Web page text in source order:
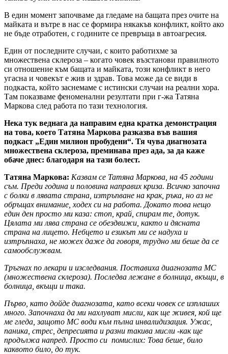
В един момент започваме да гледаме на бащата през очите на
майката и вътре в нас се формира някакъв конфликт, който ако
не бъде отработен, с годините се превръща в автоагресия.
Един от последните случаи, с които работихме за
множествена склероза – когато човек възстанови правилното
си отношение към бащата и майката, този конфликт в него
угасна и човекът е жив и здрав. Това може да се види в
подкаста, който заснемаме с истински случаи на реални хора.
Там показваме феноменални резултати при г-жа Татяна
Маркова след работа по тази технология.
Нека тук веднага да направим една кратка демонстрация
на това, което Татяна Маркова разказва във вашия
подкаст „Един милион пробудени“. Тя чува диагнозата
множествена склероза, преминава през ада, за да каже
обаче днес: благодаря на тази болест.
Татяна Маркова: Казвам се Татяна Маркова, на 45 години
съм. Преди година и половина направих криза. Всичко започна
с болки в лявата страна, изтръпване на крак, ръка, но аз не
обръщах внимание, ходех си на работа. Докато това нещо
един ден просто ми каза: стоп, край, спирам те, дотук.
Цялата ми лява страна се обездвижи, както и дясната
страна на лицето. Небцето и езикът ми се надуха и
изтръпнаха, не можех даже да говоря, трудно ми беше да се
самообслужвам.
Тръгнах по лекари и изследвания. Поставиха диагнозата МС
(множествена склероза). Последва лежане в болница, вкъщи, в
болница, вкъщи и така.
Първо, като дойде диагнозата, като всеки човек се изплаших
много. Започнаха да ми нахлуват мисли, как ще живея, кой ще
ме гледа, защото МС води към пълна инвалидизация. Ужас,
паника, стрес, депресията и разни такива мисли -как ще
продължа напред. Просто си помислих: Това беше, било
каквото било, до тук.